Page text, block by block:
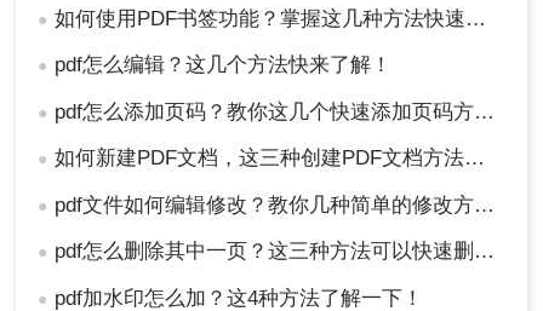
● 如何使用PDF书签功能？掌握这几种方法快速实现！
● pdf怎么编辑？这几个方法快来了解！
● pdf怎么添加页码？教你这几个快速添加页码方法！
● 如何新建PDF文档，这三种创建PDF文档方法轻松搞定！
● pdf文件如何编辑修改？教你几种简单的修改方法！
● pdf怎么删除其中一页？这三种方法可以快速删除！
● pdf加水印怎么加？这4种方法了解一下！